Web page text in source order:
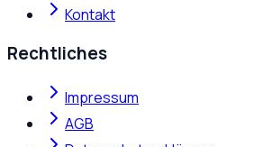
Kontakt
Rechtliches
Impressum
AGB